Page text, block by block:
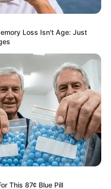
Loss Isn't Age: Just
This 87¢ Blue Pill